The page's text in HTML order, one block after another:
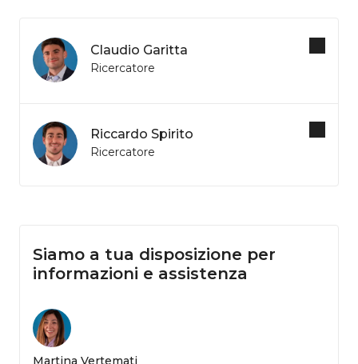
Claudio Garitta
Ricercatore
Riccardo Spirito
Ricercatore
Siamo a tua disposizione per
informazioni e assistenza